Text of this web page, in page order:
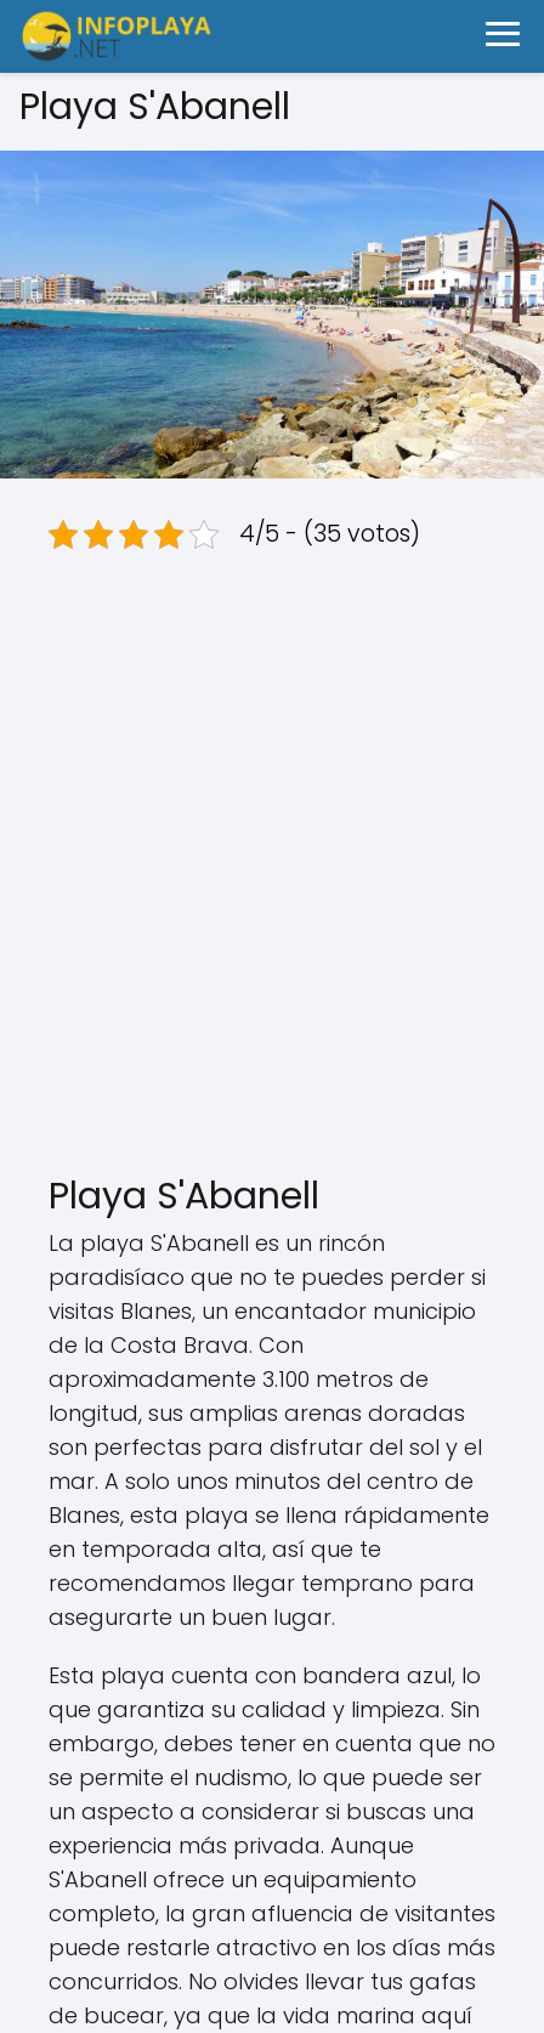
Playa S'Abanell
4/5 - (35 votos)
Playa S'Abanell
La playa S'Abanell es un rincón
paradisíaco que no te puedes perder si
visitas Blanes, un encantador municipio
de la Costa Brava. Con
aproximadamente 3.100 metros de
longitud, sus amplias arenas doradas
son perfectas para disfrutar del sol y el
mar. A solo unos minutos del centro de
Blanes, esta playa se llena rápidamente
en temporada alta, así que te
recomendamos llegar temprano para
asegurarte un buen lugar.
Esta playa cuenta con bandera azul, lo
que garantiza su calidad y limpieza. Sin
embargo, debes tener en cuenta que no
se permite el nudismo, lo que puede ser
un aspecto a considerar si buscas una
experiencia más privada. Aunque
S'Abanell ofrece un equipamiento
completo, la gran afluencia de visitantes
puede restarle atractivo en los días más
concurridos. No olvides llevar tus gafas
de bucear, ya que la vida marina aquí